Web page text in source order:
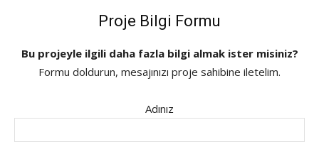
Proje Bilgi Formu
Bu projeyle ilgili daha fazla bilgi almak ister misiniz?
Formu doldurun, mesajınızı proje sahibine iletelim.
Adınız